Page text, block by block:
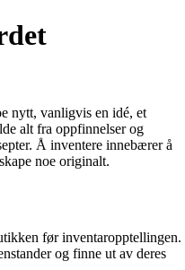
nytt, vanligvis en idé, et
alt fra oppfinnelser og
Å inventere innebærer å
noe originalt.
før inventaropptellingen.
og finne ut av deres